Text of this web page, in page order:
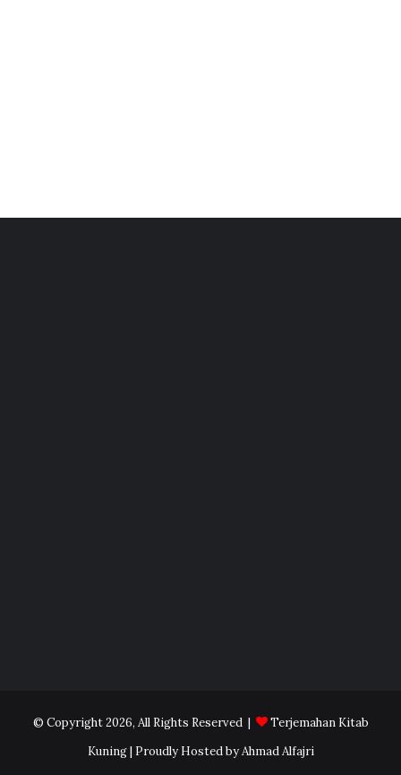
© Copyright 2026, All Rights Reserved |
Terjemahan Kitab
Kuning| Proudly Hosted byAhmad Alfajri